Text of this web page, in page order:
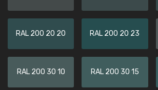
RAL 200 20 20 RAL 200 20 23
RAL 200 30 10 RAL 200 30 15